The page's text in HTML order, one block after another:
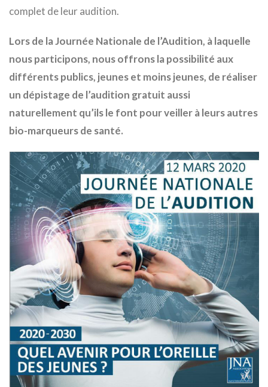
complet de leur audition.
Lors de la Journée Nationale de l’Audition, à laquelle
nous participons, nous offrons la possibilité aux
différents publics, jeunes et moins jeunes, de réaliser
un dépistage de l’audition gratuit aussi
naturellement qu’ils le font pour veiller à leurs autres
bio-marqueurs de santé.